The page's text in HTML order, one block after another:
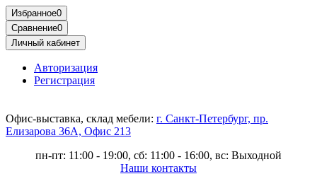
Избранное0
Сравнение0
Личный кабинет
Авторизация
Регистрация
Офис-выставка, склад мебели: г. Санкт-Петербург, пр.
Елизарова 36А, Офис 213
пн-пт: 11:00 - 19:00, сб: 11:00 - 16:00, вс: Выходной
Наши контакты